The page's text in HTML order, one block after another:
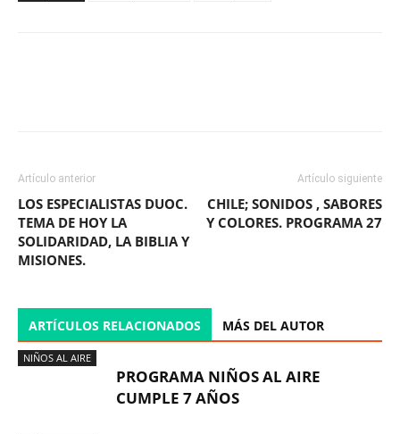
Artículo anterior
LOS ESPECIALISTAS DUOC.
TEMA DE HOY LA
SOLIDARIDAD, LA BIBLIA Y
MISIONES.
Artículo siguiente
CHILE; SONIDOS , SABORES
Y COLORES. PROGRAMA 27
ARTÍCULOS RELACIONADOS MÁS DEL AUTOR
NIÑOS AL AIRE
PROGRAMA NIÑOS AL AIRE
CUMPLE 7 AÑOS